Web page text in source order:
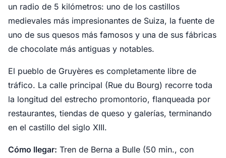
un radio de 5 kilómetros: uno de los castillos
medievales más impresionantes de Suiza, la fuente de
uno de sus quesos más famosos y una de sus fábricas
de chocolate más antiguas y notables.
El pueblo de Gruyères es completamente libre de
tráfico. La calle principal (Rue du Bourg) recorre toda
la longitud del estrecho promontorio, flanqueada por
restaurantes, tiendas de queso y galerías, terminando
en el castillo del siglo XIII.
Cómo llegar: Tren de Berna a Bulle (50 min., con